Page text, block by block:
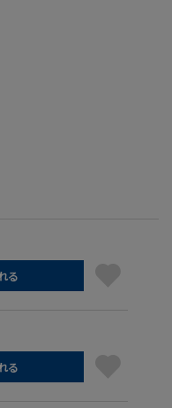
る
る